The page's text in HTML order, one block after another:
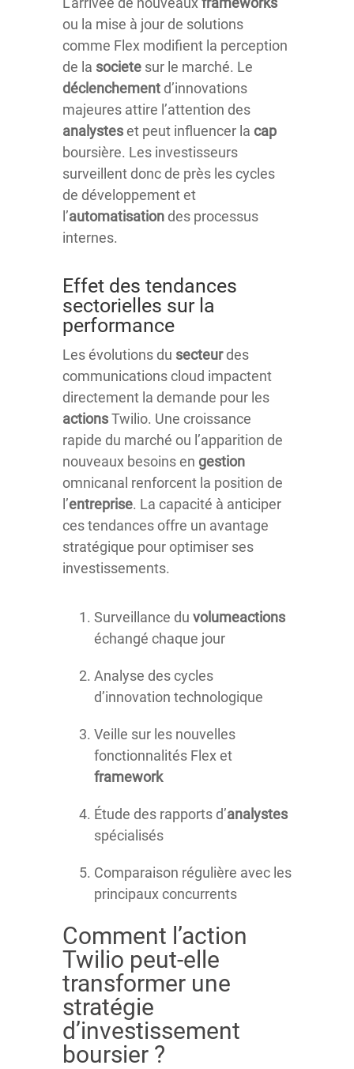
ou la mise à jour de solutions
comme Flex modifient la perception
de la societe sur le marché. Le
déclenchement d’innovations
majeures attire l’attention des
analysteset peut influencer la cap
boursière. Les investisseurs
surveillent donc de près les cycles
de développement et
l’automatisation des processus
internes.
Effet des tendances
sectorielles sur la
performance
Les évolutions du secteurdes
communications cloud impactent
directement la demande pour les
actionsTwilio. Une croissance
rapide du marché ou l’apparition de
nouveaux besoins en gestion
omnicanal renforcent la position de
l’entreprise. La capacité à anticiper
ces tendances offre un avantage
stratégique pour optimiser ses
investissements.
Surveillance du volumeactions
échangé chaque jour
Analyse des cycles
d’innovation technologique
Veille sur les nouvelles
fonctionnalités Flex et
framework
Étude des rapports d’analystes
spécialisés
Comparaison régulière avec les
principaux concurrents
Comment l’action
Twilio peut-elle
transformer une
stratégie
d’investissement
boursier ?